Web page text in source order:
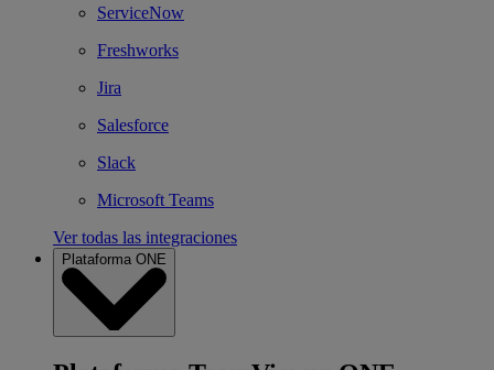
ServiceNow
Freshworks
Jira
Salesforce
Slack
Microsoft Teams
Ver todas las integraciones
Plataforma ONE